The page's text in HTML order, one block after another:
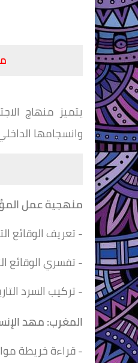
يتميز منهاج
وانسجامها
منهجية عمل
- تعريف الوقائع
- تفسري الوقائع
- تركيب السرد
المغرب: مهد
- قراءة خريطة